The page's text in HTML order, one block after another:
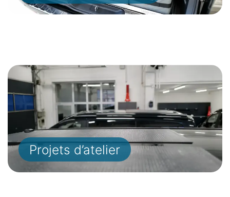
Projets d’atelier